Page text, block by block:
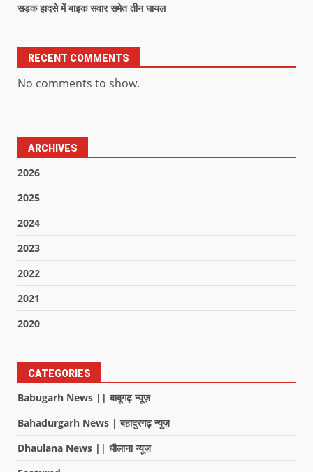
सड़क हादसे में बाइक सवार समेत तीन घायल
RECENT COMMENTS
No comments to show.
ARCHIVES
2026
2025
2024
2023
2022
2021
2020
CATEGORIES
Babugarh News || बाबूगढ़ न्यूज़
Bahadurgarh News | बहादुरगढ़ न्यूज़
Dhaulana News || धौलाना न्यूज़